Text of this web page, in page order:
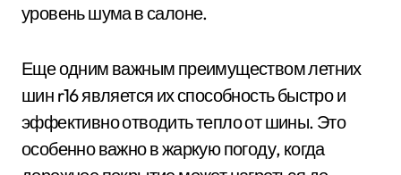
уровень шума в салоне.
Еще одним важным преимуществом летних
шин r16 является их способность быстро и
эффективно отводить тепло от шины. Это
особенно важно в жаркую погоду, когда